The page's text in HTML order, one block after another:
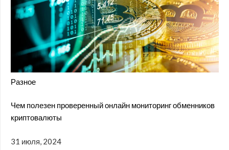
Разное
Чем полезен проверенный онлайн мониторинг обменников
криптовалюты
31 июля, 2024